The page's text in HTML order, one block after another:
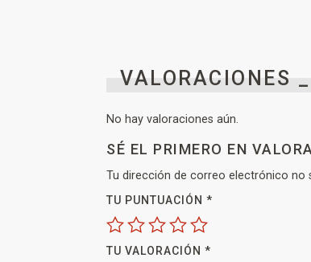
VALORACIONES _
No hay valoraciones aún.
SÉ EL PRIMERO EN
Tu dirección de correo electrónico no
TU PUNTUACIÓN *
TU VALORACIÓN *